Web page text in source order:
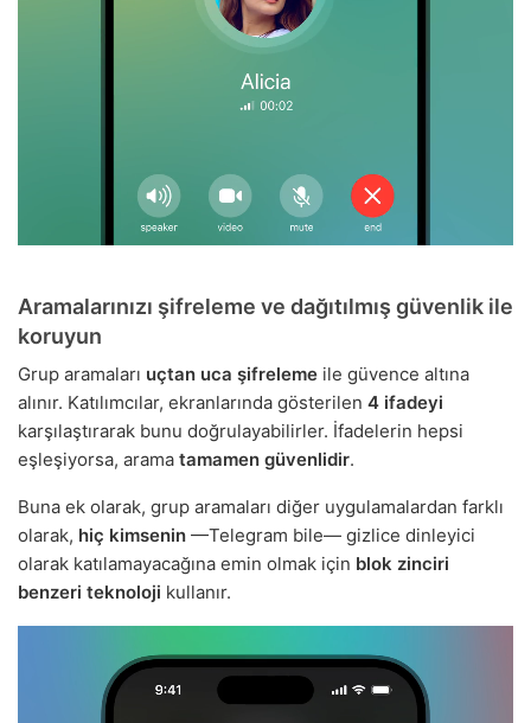
Aramalarınızı şifreleme ve dağıtılmış güvenlik ile
koruyun
Grup aramaları uçtan uca şifreleme ile güvence altına
alınır. Katılımcılar, ekranlarında gösterilen 4 ifadeyi
karşılaştırarak bunu doğrulayabilirler. İfadelerin hepsi
eşleşiyorsa, arama tamamen güvenlidir.
Buna ek olarak, grup aramaları diğer uygulamalardan farklı
olarak, hiç kimsenin —Telegram bile— gizlice dinleyici
olarak katılamayacağına emin olmak için blok zinciri
benzeri teknoloji kullanır.